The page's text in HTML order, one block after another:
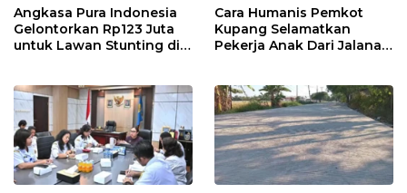
Angkasa Pura Indonesia
Gelontorkan Rp123 Juta
untuk Lawan Stunting di
Cara Humanis Pemkot
Kupang Selamatkan
Pekerja Anak Dari Jalanan